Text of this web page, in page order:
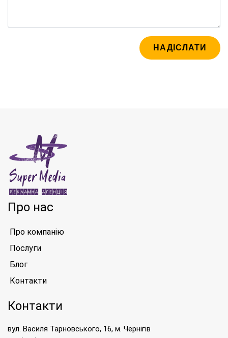
НАДІСЛАТИ
Про нас
Про компанію
Послуги
Блог
Контакти
Контакти
вул. Василя Тарновського, 16, м. Чернігів